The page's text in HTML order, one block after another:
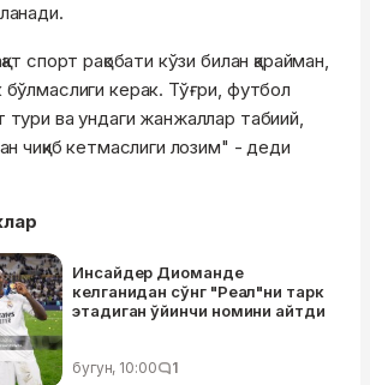
спорт рақобати кўзи билан қарайман,
бўлмаслиги керак. Тўғри, футбол
тури ва ундаги жанжаллар табиий,
чиқиб кетмаслиги лозим" - деди
Инсайдер Диоманде
келганидан сўнг "Реал"ни тарк
этадиган ўйинчи номини айтди
бугун, 10:00 1